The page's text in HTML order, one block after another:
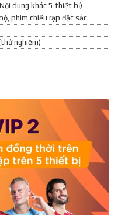
dung khác 5 thiết bị)
phim chiếu rạp đặc sắc
nghiệm)